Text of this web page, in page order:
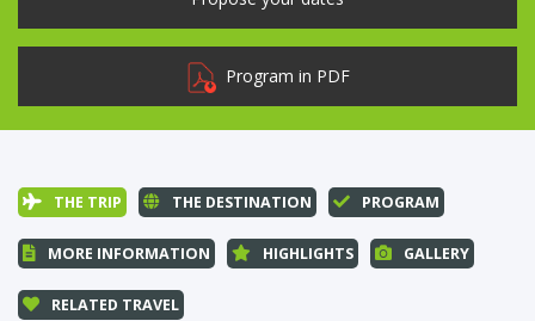
Program in PDF
THE TRIP THE DESTINATION PROGRAM
MORE INFORMATION HIGHLIGHTS GALLERY
RELATED TRAVEL